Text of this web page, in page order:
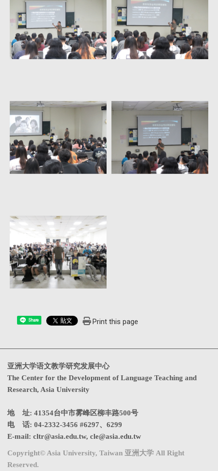
Share Print this page
亚洲大学语文教学研究发展中心
The Center for the Development of Language Teaching and
Research, Asia University
地 址: 41354台中市雾峰区柳丰路500号
电 话: 04-2332-3456 #6297、6299
E-mail: cltr@asia.edu.tw, cle@asia.edu.tw
Copyright© Asia University, Taiwan 亚洲大学 All Right
Reserved.